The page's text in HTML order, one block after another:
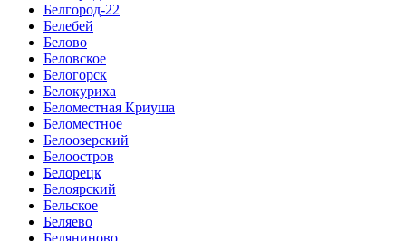
Белгород-22
Белебей
Белово
Беловское
Белогорск
Белокуриха
Беломестная Криуша
Беломестное
Белоозерский
Белоостров
Белорецк
Белоярский
Бельское
Беляево
Беляниново